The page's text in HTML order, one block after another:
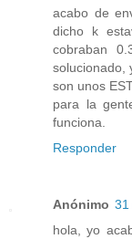
acabo de
dicho k
cobraban
solucionado,
son unos
para la
funciona.
Responder
Anónimo 31
hola, yo